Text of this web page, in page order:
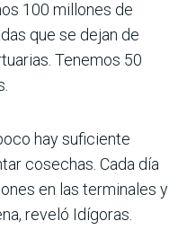
100 millones de
que se dejan de
Tenemos 50
hay suficiente
cosechas. Cada día
en las terminales y
reveló Idígoras.